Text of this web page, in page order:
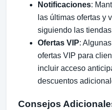
Notificaciones:
las últimas ofertas y
siguiendo las
Ofertas VIP:
ofertas VIP para
incluir acceso
descuentos
Consejos